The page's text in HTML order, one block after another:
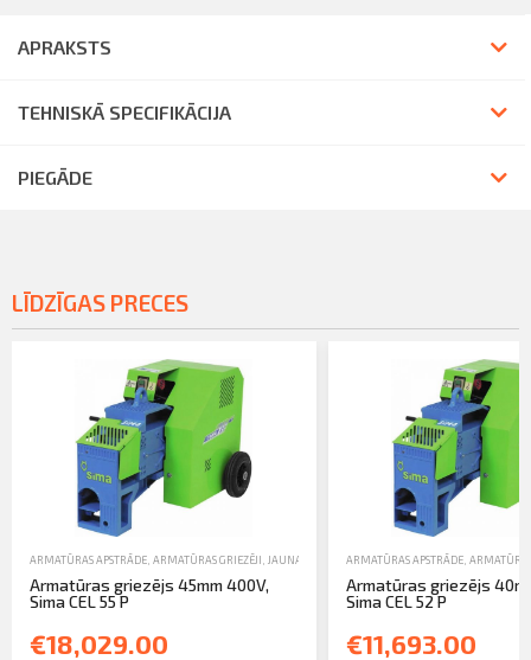
APRAKSTS
TEHNISKĀ SPECIFIKĀCIJA
PIEGĀDE
LĪDZĪGAS PRECES
ARMATŪRAS APSTRĀDE ARMATŪRAS GRIEZĒJI JAUNA TEHNIKA
Armatūras griezējs 45mm 400V,
Sima CEL 55 P
€18,029.00
ARMATŪRAS APSTRĀDE,
Armatūras griezējs
Sima CEL 52 P
€11,693.00